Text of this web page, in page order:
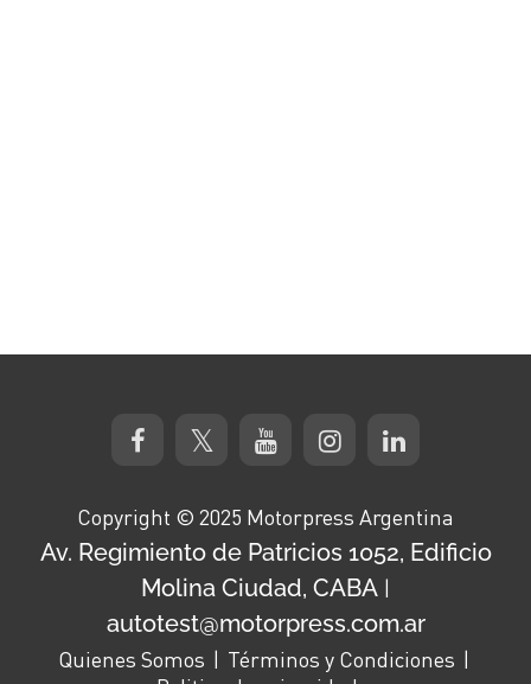
Copyright © 2025 Motorpress Argentina
Av. Regimiento de Patricios 1052, Edificio
Molina Ciudad, CABA |
autotest@motorpress.com.ar
Quienes Somos
Términos y Condiciones